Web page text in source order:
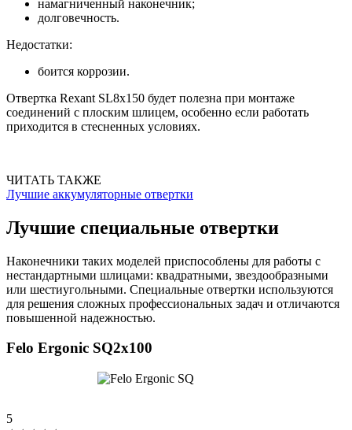
намагниченный наконечник;
долговечность.
Недостатки:
боится коррозии.
Отвертка Rexant SL8x150 будет полезна при монтаже
соединений с плоским шлицем, особенно если работать
приходится в стесненных условиях.
ЧИТАТЬ ТАКЖЕ
Лучшие аккумуляторные отвертки
Лучшие специальные отвертки
Наконечники таких моделей приспособлены для работы с
нестандартными шлицами: квадратными, звездообразными
или шестиугольными. Специальные отвертки используются
для решения сложных профессиональных задач и отличаются
повышенной надежностью.
Felo Ergonic SQ2x100
5